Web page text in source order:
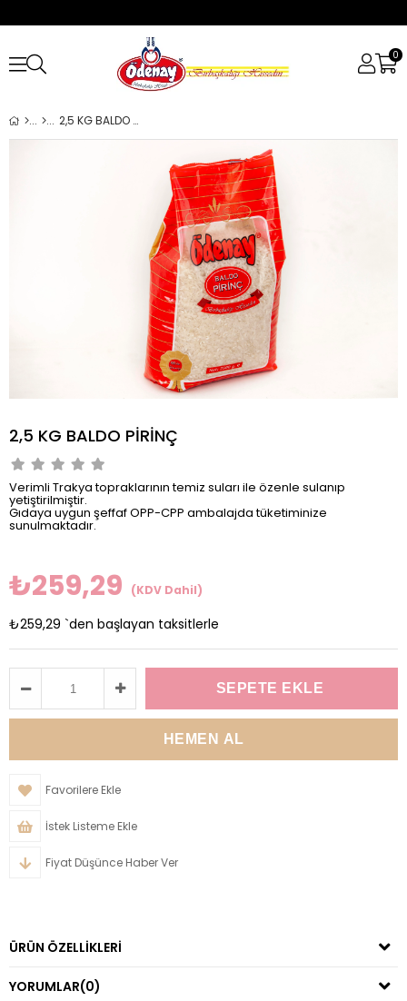
0
2,5 KG BALDO PİRİNÇ
2,5 KG BALDO PİRİNÇ
Verimli Trakya topraklarının temiz suları ile özenle sulanıp
yetiştirilmiştir.
Gıdaya uygun şeffaf OPP-CPP ambalajda tüketiminize
sunulmaktadır.
₺259,29 (KDV Dahil)
₺259,29 `den başlayan taksitlerle
Favorilere Ekle
İstek Listeme Ekle
Fiyat Düşünce Haber Ver
ÜRÜN ÖZELLIKLERI
YORUMLAR(0)